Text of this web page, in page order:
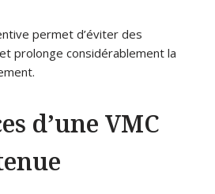
permet d’éviter des
prolonge considérablement la
d’une VMC